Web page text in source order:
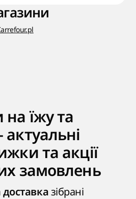
їжу та
та акції
замовлень
доставка зібрані